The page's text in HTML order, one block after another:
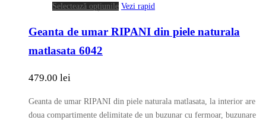
Selectează opțiunile Acest
are
pot
fi
Vezi rapid
Geanta de umar RIPANI din piele naturala
matlasata 6042
479.00 lei
Geanta de umar RIPANI din piele naturala matlasata, la interior are
doua compartimente delimitate de un buzunar cu fermoar, buzunare